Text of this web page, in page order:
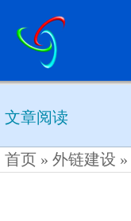
文章阅读
首页 » 外链建设 »